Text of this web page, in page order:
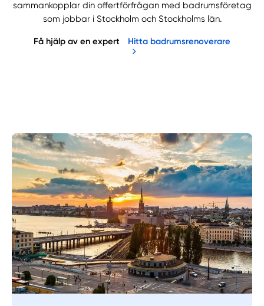
sammankopplar din offertförfrågan med badrumsföretag
som jobbar i Stockholm och Stockholms län.
Få hjälp av en expert Hitta badrumsrenoverare